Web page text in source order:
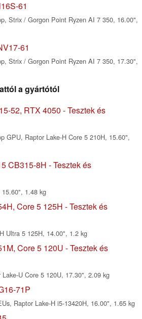
61
Strix / Gorgon Point Ryzen AI 7 350, 16.00",
61
Strix / Gorgon Point Ryzen AI 7 350, 17.30",
a gyártótól
52, RTX 4050 - Tesztek és
GPU, Raptor Lake-H Core 5 210H, 15.60",
CB315-8H - Tesztek és
1.48 kg
Core 5 125H - Tesztek és
Ultra 5 125H, 14.00", 1.2 kg
Core 5 120U - Tesztek és
U Core 5 120U, 17.30", 2.09 kg
71P
Raptor Lake-H i5-13420H, 16.00", 1.65 kg